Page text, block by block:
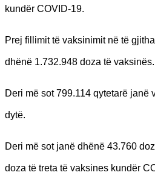
kundër COVID-19.
Prej fillimit të vaksinimit në të
dhënë 1.732.948 doza të vaksinës.
Deri më sot 799.114 qytetarë janë
dytë.
Deri më sot janë dhënë 43.760
doza të treta të vaksines kundër